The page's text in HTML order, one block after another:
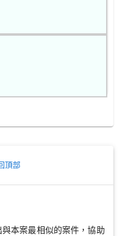
頂部
本案最相似的案件，協助